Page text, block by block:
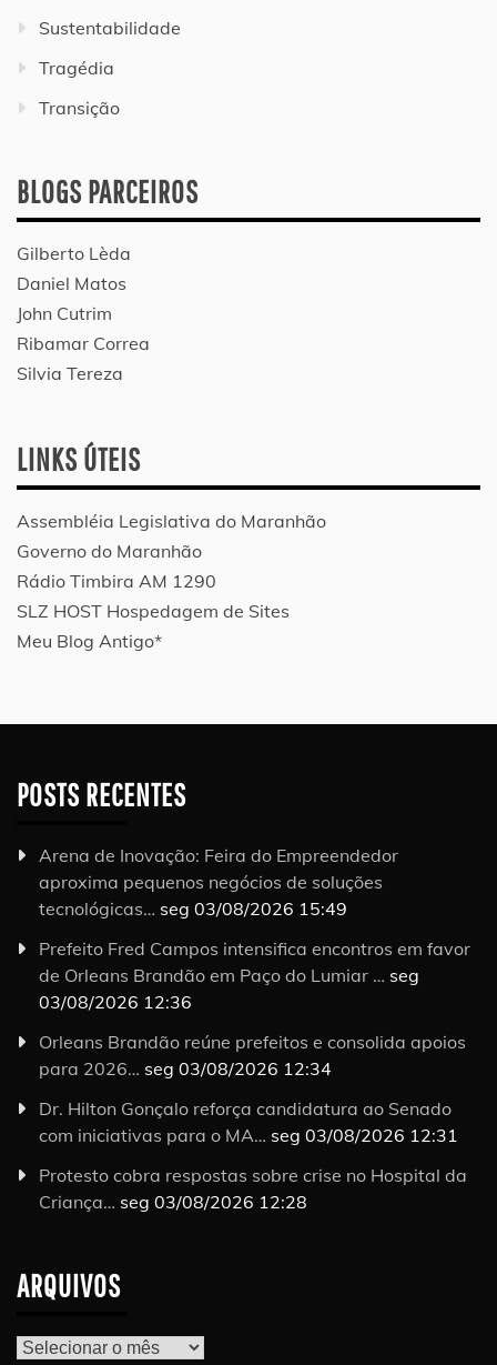
Sustentabilidade
Tragédia
Transição
BLOGS PARCEIROS
Gilberto Lèda
Daniel Matos
John Cutrim
Ribamar Correa
Silvia Tereza
LINKS ÚTEIS
Assembléia Legislativa do Maranhão
Governo do Maranhão
Rádio Timbira AM 1290
SLZ HOST Hospedagem de Sites
Meu Blog Antigo*
POSTS RECENTES
Arena de Inovação: Feira do Empreendedor
aproxima pequenos negócios de soluções
tecnológicas… seg 03/08/2026 15:49
Prefeito Fred Campos intensifica encontros em favor
de Orleans Brandão em Paço do Lumiar … seg
03/08/2026 12:36
Orleans Brandão reúne prefeitos e consolida apoios
para 2026… seg 03/08/2026 12:34
Dr. Hilton Gonçalo reforça candidatura ao Senado
com iniciativas para o MA… seg 03/08/2026 12:31
Protesto cobra respostas sobre crise no Hospital da
Criança… seg 03/08/2026 12:28
ARQUIVOS
Arquivos